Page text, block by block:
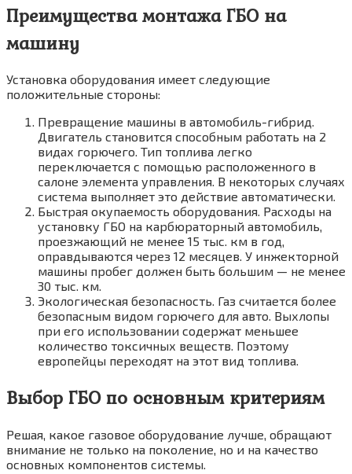
Преимущества монтажа ГБО на
машину
Установка оборудования имеет следующие
положительные стороны:
Превращение машины в автомобиль-гибрид.
Двигатель становится способным работать на 2
видах горючего. Тип топлива легко
переключается с помощью расположенного в
салоне элемента управления. В некоторых случаях
система выполняет это действие автоматически.
Быстрая окупаемость оборудования. Расходы на
установку ГБО на карбюраторный автомобиль,
проезжающий не менее 15 тыс. км в год,
оправдываются через 12 месяцев. У инжекторной
машины пробег должен быть большим — не менее
30 тыс. км.
Экологическая безопасность. Газ считается более
безопасным видом горючего для авто. Выхлопы
при его использовании содержат меньшее
количество токсичных веществ. Поэтому
европейцы переходят на этот вид топлива.
Выбор ГБО по основным критериям
Решая, какое газовое оборудование лучше, обращают
внимание не только на поколение, но и на качество
основных компонентов системы.